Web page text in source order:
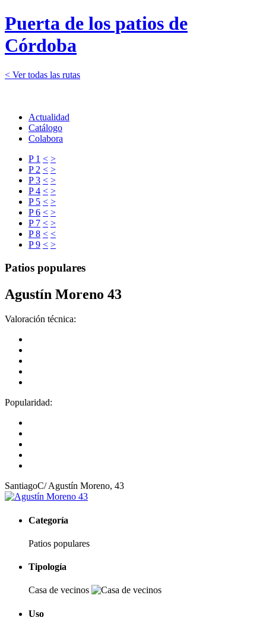
Puerta de los patios de
Córdoba
< Ver todas las rutas
Actualidad
Catálogo
Colabora
P 1 < >
P 2 < >
P 3 < >
P 4 < >
P 5 < >
P 6 < >
P 7 < >
P 8 < <
P 9 < >
Patios populares
Agustín Moreno 43
Valoración técnica:
Popularidad:
SantiagoC/ Agustín Moreno, 43
Categoría
Patios populares
Tipología
Casa de vecinos
Uso